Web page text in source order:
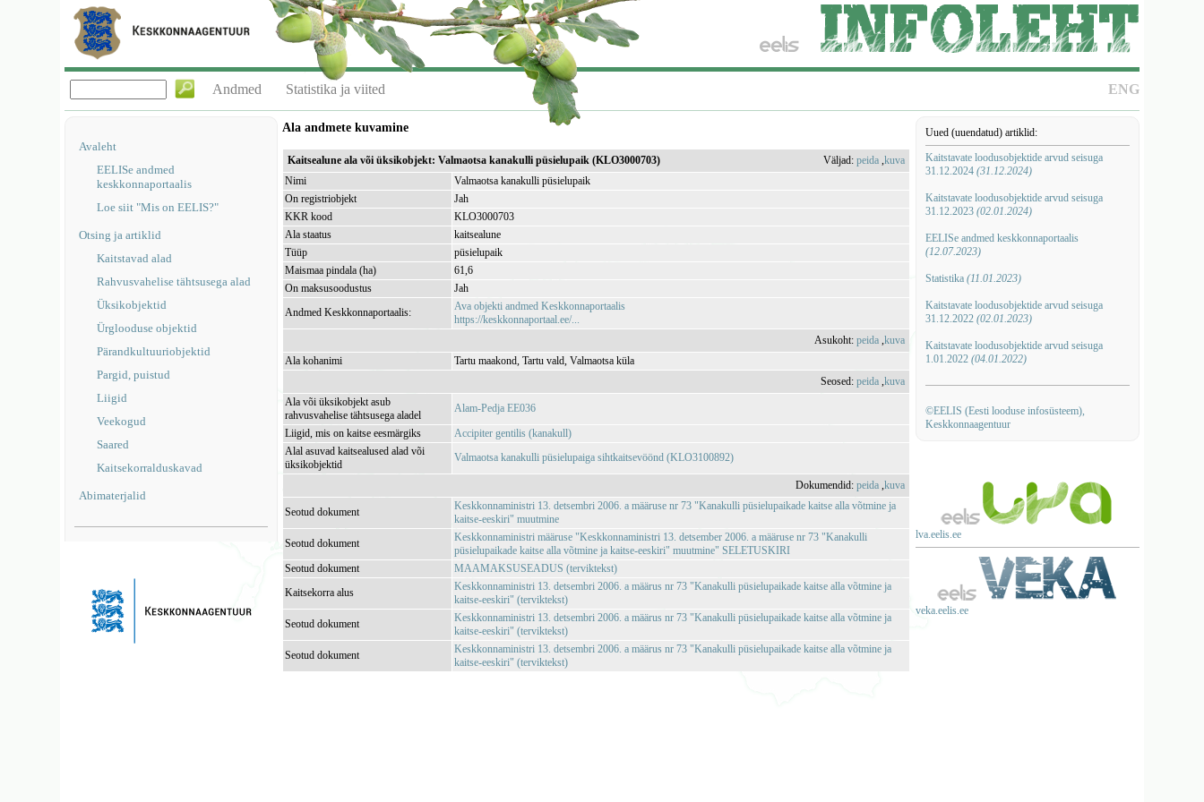
ENG
Andmed Statistika ja viited
Avaleht
EELISe andmed
keskkonnaportaalis
Loe siit "Mis on EELIS?"
Otsing ja artiklid
Kaitstavad alad
Rahvusvahelise tähtsusega alad
Üksikobjektid
Ürglooduse objektid
Pärandkultuuriobjektid
Pargid, puistud
Liigid
Veekogud
Saared
Kaitsekorralduskavad
Abimaterjalid
Uued (uuendatud) artiklid:
Kaitstavate loodusobjektide arvud seisuga
31.12.2024 (31.12.2024)
Kaitstavate loodusobjektide arvud seisuga
31.12.2023 (02.01.2024)
EELISe andmed keskkonnaportaalis
(12.07.2023)
Statistika (11.01.2023)
Kaitstavate loodusobjektide arvud seisuga
31.12.2022 (02.01.2023)
Kaitstavate loodusobjektide arvud seisuga
1.01.2022 (04.01.2022)
©EELIS (Eesti looduse infosüsteem),
Keskkonnaagentuur
lva.eelis.ee
veka.eelis.ee
Ala andmete kuvamine
Kaitsealune ala või üksikobjekt: Valmaotsa kanakulli püsielupaik (KLO3000703) Väljad:peida ,kuva
Nimi
Valmaotsa kanakulli püsielupaik
On registriobjekt
Jah
KKR kood
KLO3000703
Ala staatus
kaitsealune
Tüüp
püsielupaik
Maismaa pindala (ha)
61,6
On maksusoodustus
Jah
Andmed Keskkonnaportaalis:
Ava objekti andmed Keskkonnaportaalis
https://keskkonnaportaal.ee/...
Asukoht:peida ,kuva
Ala kohanimi
Tartu maakond, Tartu vald, Valmaotsa küla
Seosed:peida ,kuva
Ala või üksikobjekt asub
rahvusvahelise tähtsusega aladel
Alam-Pedja EE036
Liigid, mis on kaitse eesmärgiks
Accipiter gentilis (kanakull)
Alal asuvad kaitsealused alad või
üksikobjektid
Valmaotsa kanakulli püsielupaiga sihtkaitsevöönd (KLO3100892)
Dokumendid:peida ,kuva
Seotud dokument
Keskkonnaministri 13. detsembri 2006. a määruse nr 73 "Kanakulli püsielupaikade kaitse alla võtmine ja
kaitse-eeskiri" muutmine
Seotud dokument
Keskkonnaministri määruse "Keskkonnaministri 13. detsember 2006. a määruse nr 73 "Kanakulli
püsielupaikade kaitse alla võtmine ja kaitse-eeskiri" muutmine" SELETUSKIRI
Seotud dokument
MAAMAKSUSEADUS (terviktekst)
Kaitsekorra alus
Keskkonnaministri 13. detsembri 2006. a määrus nr 73 "Kanakulli püsielupaikade kaitse alla võtmine ja
kaitse-eeskiri" (terviktekst)
Seotud dokument
Keskkonnaministri 13. detsembri 2006. a määrus nr 73 "Kanakulli püsielupaikade kaitse alla võtmine ja
kaitse-eeskiri" (terviktekst)
Seotud dokument
Keskkonnaministri 13. detsembri 2006. a määrus nr 73 "Kanakulli püsielupaikade kaitse alla võtmine ja
kaitse-eeskiri" (terviktekst)